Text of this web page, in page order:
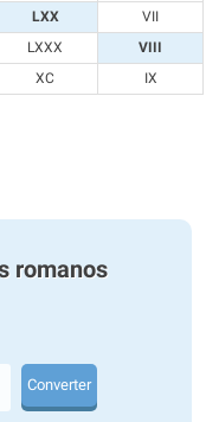
LXX
VII
LXXX
VIII
XC IX
romanos
Converter